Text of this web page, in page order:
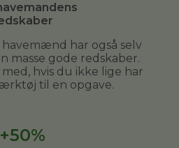
havemænd har også selv
masse gode redskaber.
hvis du ikke lige har
til en opgave.
+50%